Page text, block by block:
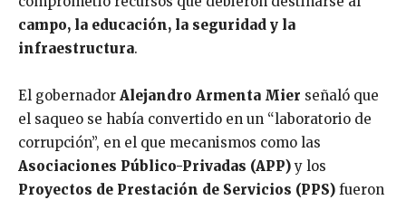
campo, la educación, la seguridad y la
infraestructura.
El gobernador Alejandro Armenta Mier señaló que
el saqueo se había convertido en un “laboratorio de
corrupción”, en el que mecanismos como las
Asociaciones Público-Privadas (APP)y los
Proyectos de Prestación de Servicios (PPS) fueron